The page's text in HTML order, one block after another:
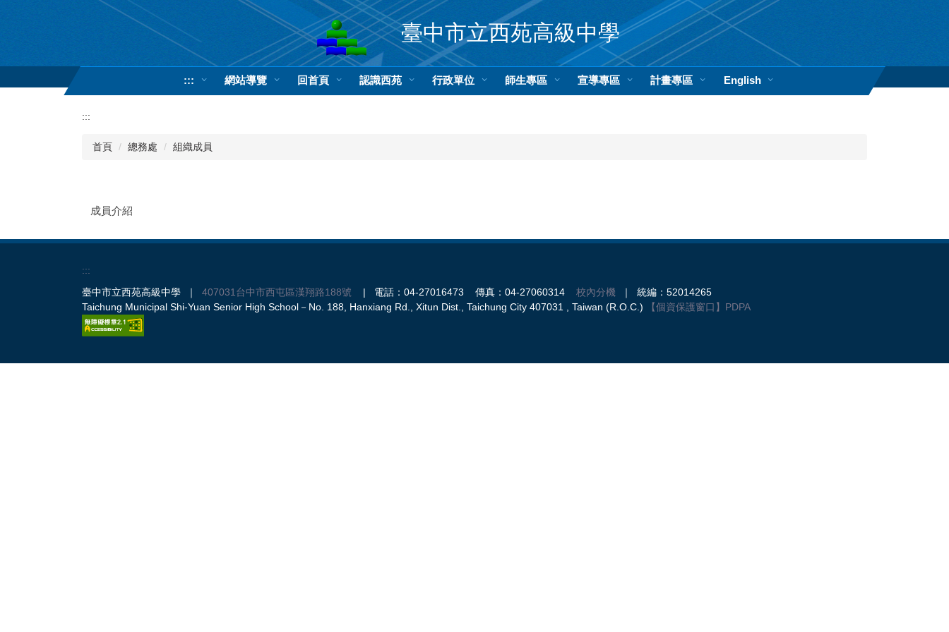
內
臺中市立西苑高級中學
::: 網站導覽 回首頁 認識西苑 行政單位 師生專區 宣導專區 計畫專區 English
:::
首頁 總務處 組織成員
成員介紹
:::
臺中市立西苑高級中學 ｜ 407031台中市西屯區漢翔路188號 | 電話：04-27016473 傳真：04-27060314 校內分機 ｜ 統編：52014265
Taichung Municipal Shi-Yuan Senior High School－No. 188, Hanxiang Rd., Xitun Dist., Taichung City 407031 , Taiwan (R.O.C.)
【個資保護窗口】 PDPA